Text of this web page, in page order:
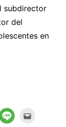
subdirector
del
en